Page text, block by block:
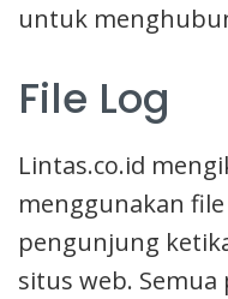
untuk
File Log
Lintas.co.id
menggunakan
pengunjung
situs web.